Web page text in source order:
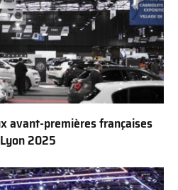
avant-premières françaises
2025